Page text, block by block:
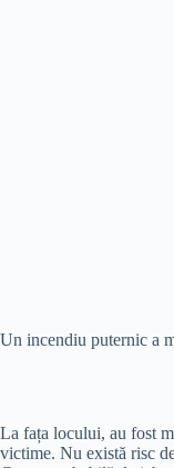
Un incendiu puternic a
La fața locului, au fost
victime. Nu există risc